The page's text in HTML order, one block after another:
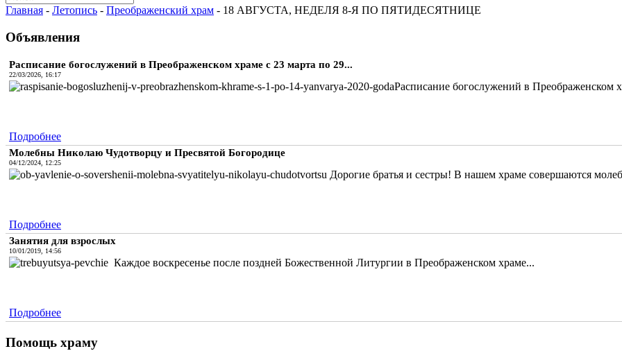
Главная - Летопись - Преображенский храм - 18 АВГУСТА, НЕДЕЛЯ 8-Я ПО ПЯТИДЕСЯТНИЦЕ
Объявления
Расписание богослужений в Преображенском храме с 23 марта по 29...
22/03/2026, 16:17
Расписание богослужений в Преображенском
Подробнее
Молебны Николаю Чудотворцу и Пресвятой Богородице
04/12/2024, 12:25
Дорогие братья и сестры! В нашем храме совершаются
Подробнее
Занятия для взрослых
10/01/2019, 14:56
Каждое воскресенье после поздней Божественной Литургии в Преображенском храме...
Подробнее
Помощь храму